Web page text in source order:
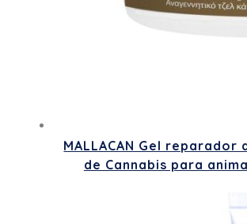
MALLACAN Gel reparador
de Cannabis para